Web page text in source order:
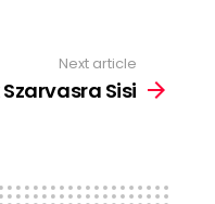
Next article
Sisi